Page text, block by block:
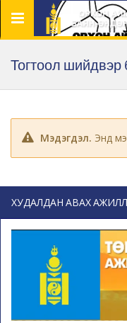
Цэс
Тогтоол шийдвэр
Мэдэгдэл. Энд
ХУДАЛДАН АВАХ